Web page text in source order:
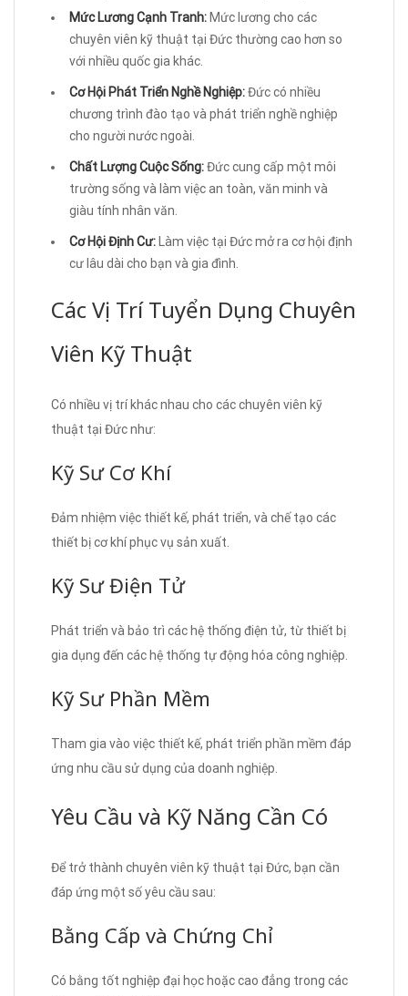
Mức Lương Cạnh Tranh: Mức lương cho các
chuyên viên kỹ thuật tại Đức thường cao hơn so
với nhiều quốc gia khác.
Cơ Hội Phát Triển Nghề Nghiệp:Đức có nhiều
chương trình đào tạo và phát triển nghề nghiệp
cho người nước ngoài.
Chất Lượng Cuộc Sống:Đức cung cấp một môi
trường sống và làm việc an toàn, văn minh và
giàu tính nhân văn.
Cơ Hội Định Cư: Làm việc tại Đức mở ra cơ hội định
cư lâu dài cho bạn và gia đình.
Các Vị Trí Tuyển Dụng Chuyên
Viên Kỹ Thuật
Có nhiều vị trí khác nhau cho các chuyên viên kỹ
thuật tại Đức như:
Kỹ Sư Cơ Khí
Đảm nhiệm việc thiết kế, phát triển, và chế tạo các
thiết bị cơ khí phục vụ sản xuất.
Kỹ Sư Điện Tử
Phát triển và bảo trì các hệ thống điện tử, từ thiết bị
gia dụng đến các hệ thống tự động hóa công nghiệp.
Kỹ Sư Phần Mềm
Tham gia vào việc thiết kế, phát triển phần mềm đáp
ứng nhu cầu sử dụng của doanh nghiệp.
Yêu Cầu và Kỹ Năng Cần Có
Để trở thành chuyên viên kỹ thuật tại Đức, bạn cần
đáp ứng một số yêu cầu sau:
Bằng Cấp và Chứng Chỉ
Có bằng tốt nghiệp đại học hoặc cao đẳng trong các